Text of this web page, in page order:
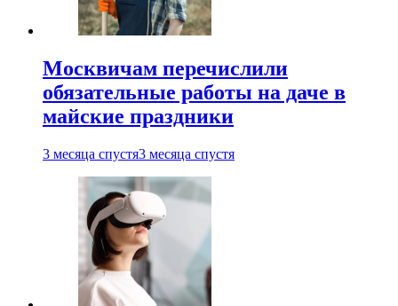
Москвичам перечислили
обязательные работы на даче в
майские праздники
3 месяца спустя3 месяца спустя